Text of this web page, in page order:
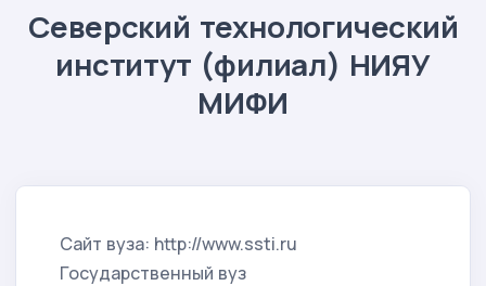
Северский технологический
институт (филиал) НИЯУ
МИФИ
Сайт вуза: http://www.ssti.ru
Государственный вуз